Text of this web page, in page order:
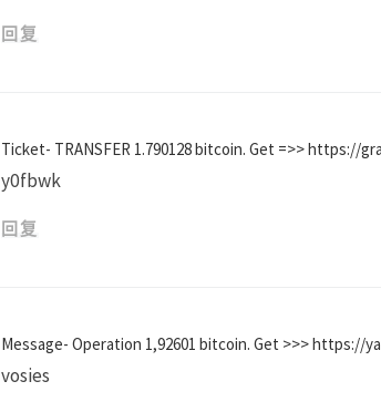
回复
Ticket- TRANSFER 1.790128 bitcoin. Get =>> https://
y0fbwk
回复
Message- Operation 1,92601 bitcoin. Get >>> https://
vosies